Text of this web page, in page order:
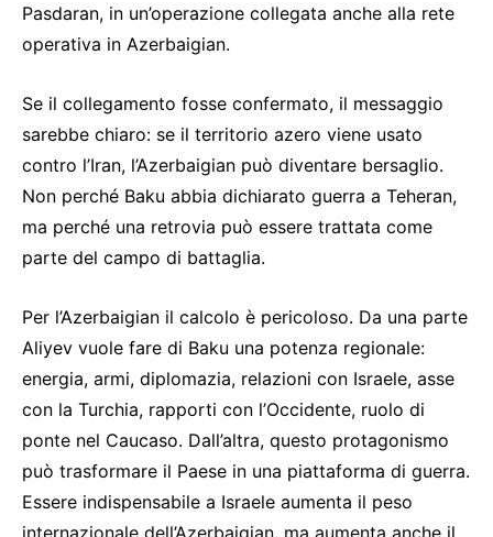
Pasdaran, in un’operazione collegata anche alla rete
operativa in Azerbaigian.
Se il collegamento fosse confermato, il messaggio
sarebbe chiaro: se il territorio azero viene usato
contro l’Iran, l’Azerbaigian può diventare bersaglio.
Non perché Baku abbia dichiarato guerra a Teheran,
ma perché una retrovia può essere trattata come
parte del campo di battaglia.
Per l’Azerbaigian il calcolo è pericoloso. Da una parte
Aliyev vuole fare di Baku una potenza regionale:
energia, armi, diplomazia, relazioni con Israele, asse
con la Turchia, rapporti con l’Occidente, ruolo di
ponte nel Caucaso. Dall’altra, questo protagonismo
può trasformare il Paese in una piattaforma di guerra.
Essere indispensabile a Israele aumenta il peso
internazionale dell’Azerbaigian, ma aumenta anche il